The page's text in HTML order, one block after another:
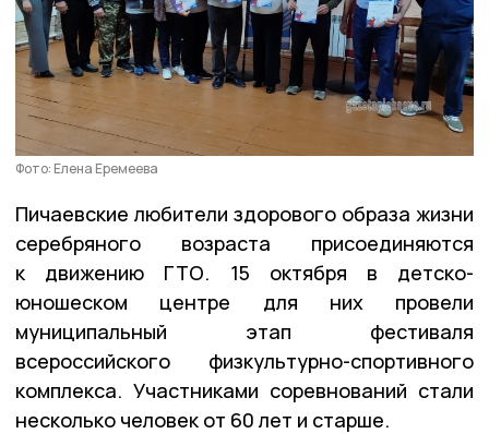
Фото: Елена Еремеева
Пичаевские любители здорового образа жизни
серебряного возраста присоединяются
к движению ГТО. 15 октября в детско-
юношеском центре для них провели
муниципальный этап фестиваля
всероссийского физкультурно-спортивного
комплекса. Участниками соревнований стали
несколько человек от 60 лет и старше.